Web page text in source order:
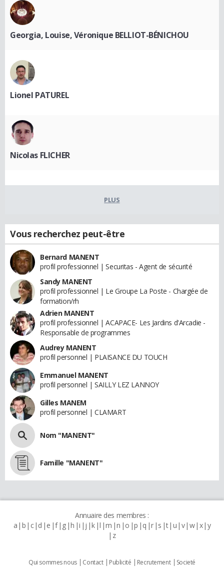
Georgia, Louise, Véronique BELLIOT-BÉNICHOU
Lionel PATUREL
Nicolas FLICHER
PLUS
Vous recherchez peut-être
Bernard MANENT
profil professionnel | Securitas - Agent de sécurité
Sandy MANENT
profil professionnel | Le Groupe La Poste - Chargée de
formation/rh
Adrien MANENT
profil professionnel | ACAPACE- Les Jardins d'Arcadie -
Responsable de programmes
Audrey MANENT
profil personnel | PLAISANCE DU TOUCH
Emmanuel MANENT
profil personnel | SAILLY LEZ LANNOY
Gilles MANEM
profil personnel | CLAMART
Nom "MANENT"
Famille "MANENT"
Annuaire des membres :
a b c d e f g h i j k l m n o p q r s t u v w x y
z
Qui sommes nous Contact Publicité Recrutement
Societé